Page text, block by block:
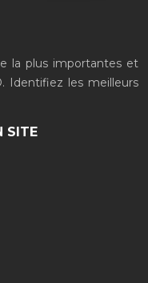
la plus importantes et
Identifiez les meilleurs
SITE